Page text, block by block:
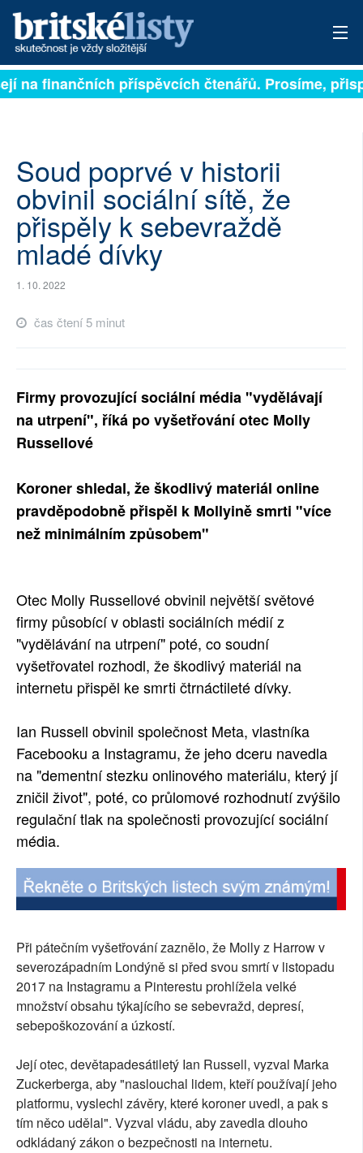
PŘIHLÁSIT
ARCHIV
ROZHOVORY
TÉMATA
RUBRIKY
na finančních příspěvcích čtenářů. Prosíme,
Soud poprvé v historii
obvinil sociální sítě, že
přispěly k sebevraždě
mladé dívky
1. 10. 2022
čas čtení 5 minut
Firmy provozující sociální média "vydělávají
na utrpení", říká po vyšetřování otec Molly
Russellové
Koroner shledal, že škodlivý materiál online
pravděpodobně přispěl k Mollyině smrti "více
než minimálním způsobem"
Otec Molly Russellové obvinil největší světové
firmy působící v oblasti sociálních médií z
"vydělávání na utrpení" poté, co soudní
vyšetřovatel rozhodl, že škodlivý materiál na
internetu přispěl ke smrti čtrnáctileté dívky.
Ian Russell obvinil společnost Meta, vlastníka
Facebooku a Instagramu, že jeho dceru navedla
na "dementní stezku onlinového materiálu, který jí
zničil život", poté, co průlomové rozhodnutí zvýšilo
regulační tlak na společnosti provozující sociální
média.
Při pátečním vyšetřování zaznělo, že Molly z Harrow v
severozápadním Londýně si před svou smrtí v listopadu
2017 na Instagramu a Pinterestu prohlížela velké
množství obsahu týkajícího se sebevražd, depresí,
sebepoškozování a úzkostí.
Její otec, devětapadesátiletý Ian Russell, vyzval Marka
Zuckerberga, aby "naslouchal lidem, kteří používají jeho
platformu, vyslechl závěry, které koroner uvedl, a pak s
tím něco udělal". Vyzval vládu, aby zavedla dlouho
odkládaný zákon o bezpečnosti na internetu.